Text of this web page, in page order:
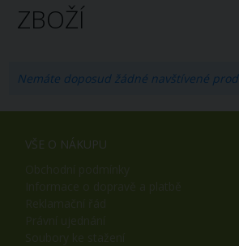
ZBOŽÍ
Nemáte doposud žádné navštívené
VŠE O NÁKUPU